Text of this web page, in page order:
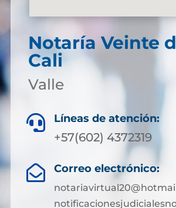
Notaría Veinte
Cali
Valle
 Líneas de atención:
+57(602) 4372319
 Correo electrónico: